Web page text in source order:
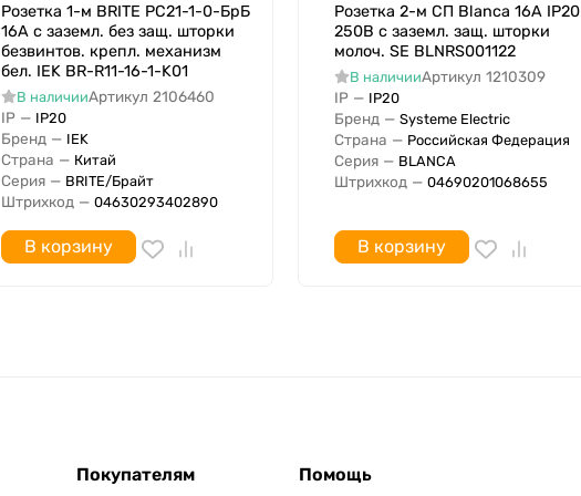
IK07
Нет
Нет
Нет
Нет
Розетка 1-м BRITE РС21-1-0-БрБ
16А с заземл. без защ. шторки
безвинтов. крепл. механизм
бел. IEK BR-R11-16-1-K01
В наличииАртикул 2106460
IP — IP20
Бренд — IEK
Страна — Китай
Серия — BRITE/Брайт
Штрихкод — 04630293402890
В корзину
Розетка 2-м СП Blanca 16А IP20
250В с заземл. защ. шторки
молоч. SE BLNRS001122
В наличииАртикул 1210309
IP — IP20
Бренд — Systeme Electric
Страна — Российская Федерация
Серия — BLANCA
Штрихкод — 04690201068655
В корзину
Покупателям Помощь